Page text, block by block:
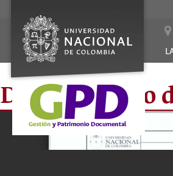
Departamento